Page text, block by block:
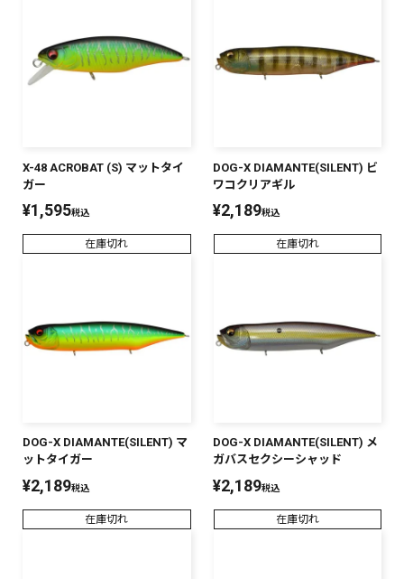
X-48 ACROBAT (S) マットタイ
ガー
¥1,595税込
在庫切れ
DOG-X DIAMANTE(SILENT) ビ
ワコクリアギル
¥2,189税込
在庫切れ
DOG-X DIAMANTE(SILENT) マ
ットタイガー
¥2,189税込
在庫切れ
DOG-X DIAMANTE(SILENT) メ
ガバスセクシーシャッド
¥2,189税込
在庫切れ